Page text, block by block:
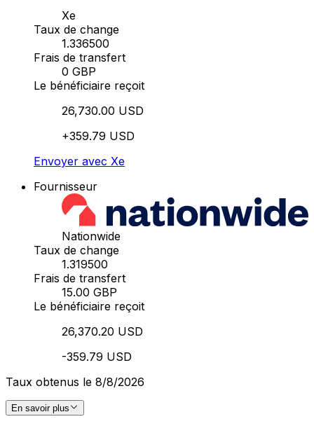
Xe
Taux de change
1.336500
Frais de transfert
0 GBP
Le bénéficiaire reçoit
26,730.00 USD
+359.79 USD
Envoyer avec Xe
Fournisseur
Nationwide
Taux de change
1.319500
Frais de transfert
15.00 GBP
Le bénéficiaire reçoit
26,370.20 USD
-359.79 USD
Taux obtenus le 8/8/2026
En savoir plus